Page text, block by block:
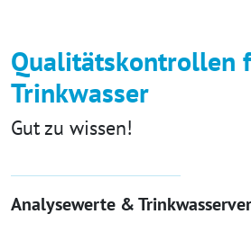
Qualitätskontrollen
Trinkwasser
Gut zu wissen!
Analysewerte &